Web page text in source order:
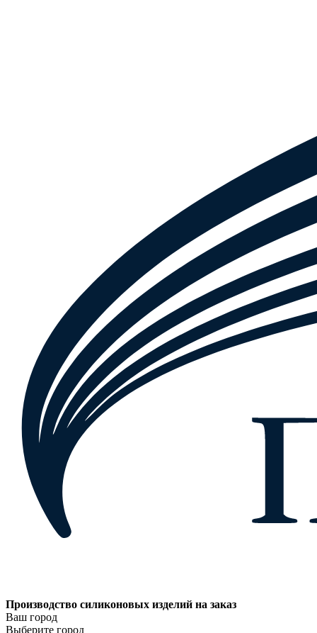
Производство силиконовых изделий на заказ
Ваш город
Выберите город